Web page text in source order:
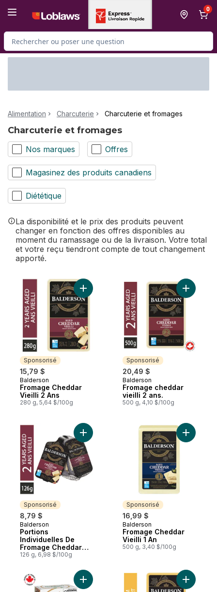
0
Rechercher des produits
Alimentation Charcuterie Charcuterie et fromages
Charcuterie et fromages
Nos marques Offres
Magasinez des produits canadiens
Diététique
La disponibilité et le prix des produits peuvent
changer en fonction des offres disponibles au
moment du ramassage ou de la livraison. Votre total
et votre reçu tiendront compte de tout changement
apporté.
Sponsorisé
15,79 $
Sponsorisé
Balderson
Fromage Cheddar
Vieilli 2 Ans
280 g, 5,64 $/100g
Ajouter Fromage Cheddar Vieilli 2 Ans au
Sponsorisé
20,49 $
Sponsorisé
Balderson
Fromage cheddar
vieilli 2 ans.
500 g, 4,10 $/100g
Ajouter
Sponsorisé
8,79 $
Sponsorisé
Balderson
Portions
Individuelles De
Fromage Cheddar
Vieilli 2 Ans Paquet
126 g, 6,98 $/100g
Ajouter Portions Individuelles De
Sponsorisé
16,99 $
Sponsorisé
Balderson
Fromage Cheddar
Vieilli 1 An
500 g, 3,40 $/100g
Ajouter
Ajouter Fromage à tartiner Ail & Fines
Ajouter